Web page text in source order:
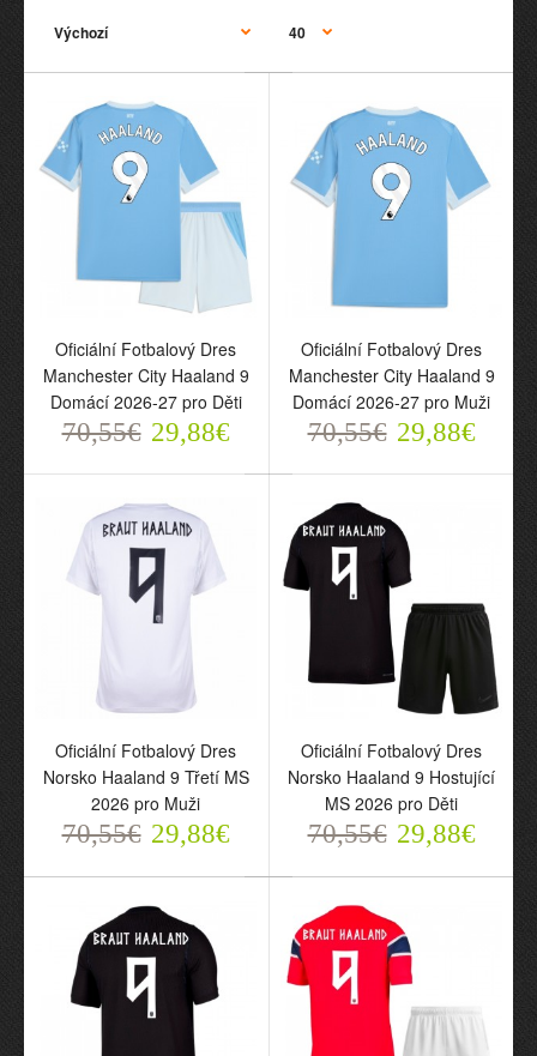
Manchester City Haaland
9 Domácí 2026-27 pro
Děti
70,55€ 29,88€
Manchester City Haaland
9 Domácí 2026-27 pro
Muži
70,55€ 29,88€
Oficiální Fotbalový Dres
Norsko Haaland 9 Třetí
MS 2026 pro Muži
70,55€ 29,88€
Oficiální Fotbalový Dres
Norsko Haaland 9
Hostující MS 2026 pro
Děti
70,55€
Oficiální Fotbalový Dres
Manchester City Haaland 9
Domácí 2026-27 pro Děti
70,55€ 29,88€
Oficiální Fotbalový Dres
Manchester City Haaland 9
Domácí 2026-27 pro Muži
70,55€ 29,88€
Oficiální Fotbalový Dres
Norsko Haaland 9 Třetí MS
2026 pro Muži
70,55€ 29,88€
Oficiální Fotbalový Dres
Norsko Haaland 9 Hostující
MS 2026 pro Děti
70,55€ 29,88€